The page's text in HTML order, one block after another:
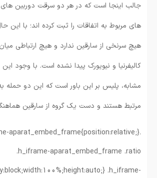
جالب اینجا است که در هر دو سرقت دوربین های
های مربوط به اتفاقات را ثبت کرده اند؛ با این
هیچ سرنخی از سارقین ندارد و هیچ ارتباطی
کالیفرنیا و نیویورک پیدا نشده است. با وجود
مشابه، پلیس بر این باور است که این دو حمله
مرتبط هستند و دست یک گروه از سارقین
aparat_embed_frame{position:relative;}
.h_iframe-aparat_embed_frame .ratio
.h_iframe-